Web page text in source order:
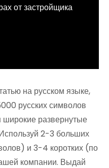
от застройщика
на русском языке,
русских символов
широкие развернутые
2-3 больших
и 3-4 коротких (по
компании. Выдай